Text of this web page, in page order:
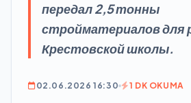
передал 2,5 тонны
стройматериалов для
Крестовской школы.
02.06.2026 16:30 1 DK OKUMA